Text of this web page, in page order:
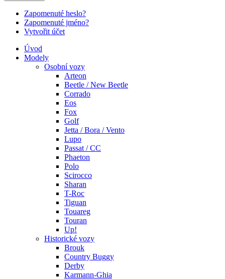
Zapomenuté heslo?
Zapomenuté jméno?
Vytvořit účet
Úvod
Modely
Osobní vozy
Arteon
Beetle / New Beetle
Corrado
Eos
Fox
Golf
Jetta / Bora / Vento
Lupo
Passat / CC
Phaeton
Polo
Scirocco
Sharan
T-Roc
Tiguan
Touareg
Touran
Up!
Historické vozy
Brouk
Country Buggy
Derby
Karmann-Ghia